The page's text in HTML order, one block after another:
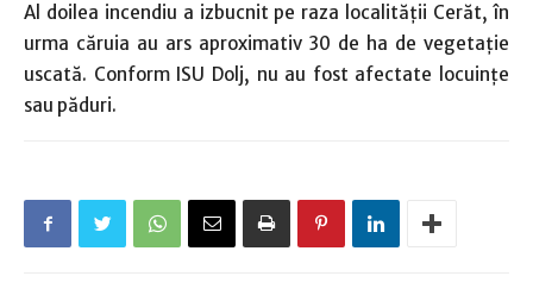
Al doilea incendiu a izbucnit pe raza localității Cerăt, în
urma căruia au ars aproximativ 30 de ha de vegetație
uscată. Conform ISU Dolj, nu au fost afectate locuințe
sau păduri.